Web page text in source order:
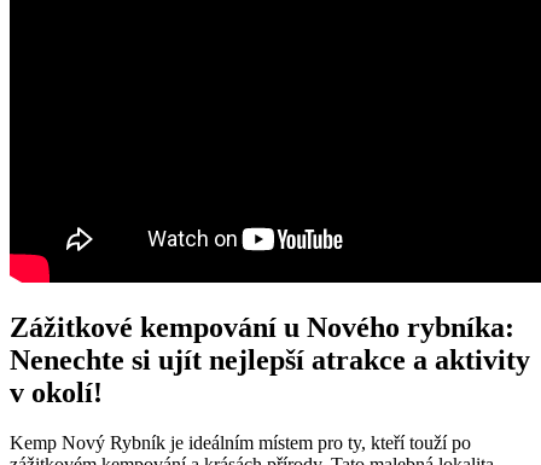
Zážitkové kempování u Nového rybníka:
Nenechte si ujít nejlepší atrakce a aktivity
v okolí!
Kemp Nový Rybník je ideálním místem pro ty, kteří touží po